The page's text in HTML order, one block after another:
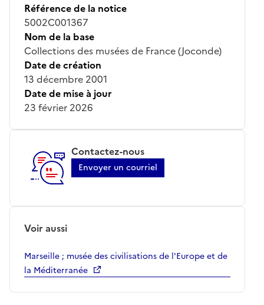
Référence de la notice
5002C001367
Nom de la base
Collections des musées de France (Joconde)
Date de création
13 décembre 2001
Date de mise à jour
23 février 2026
Contactez-nous
Envoyer un courriel
Voir aussi
Marseille ; musée des civilisations de l'Europe et de
la Méditerranée